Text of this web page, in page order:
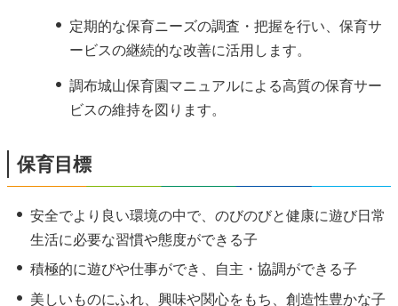
定期的な保育ニーズの調査・把握を行い、保育サ
ービスの継続的な改善に活用します。
調布城山保育園マニュアルによる高質の保育サー
ビスの維持を図ります。
保育目標
安全でより良い環境の中で、のびのびと健康に遊び日常
生活に必要な習慣や態度ができる子
積極的に遊びや仕事ができ、自主・協調ができる子
美しいものにふれ、興味や関心をもち、創造性豊かな子